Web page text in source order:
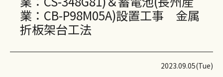
業：CB-P98M05A)設置工事 金属
折板架台工法
2023.09.05(Tue)